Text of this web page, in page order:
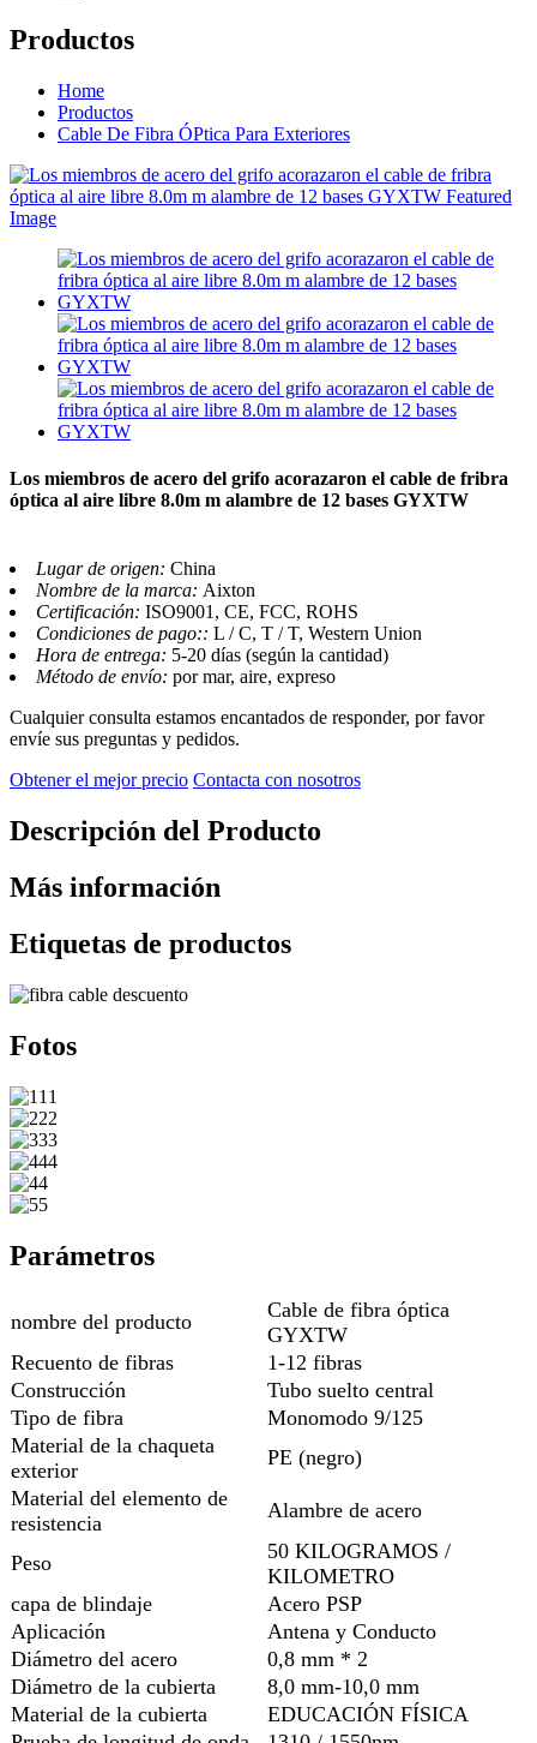
Productos
Home
Productos
Cable De Fibra ÓPtica Para Exteriores
Los miembros de acero del grifo acorazaron el cable de fribra
óptica al aire libre 8.0m m alambre de 12 bases GYXTW
Lugar de origen: China
Nombre de la marca: Aixton
Certificación: ISO9001, CE, FCC, ROHS
Condiciones de pago:: L / C, T / T, Western Union
Hora de entrega: 5-20 días (según la cantidad)
Método de envío: por mar, aire, expreso
Cualquier consulta estamos encantados de responder, por favor
envíe sus preguntas y pedidos.
Obtener el mejor precio Contacta con nosotros
Descripción del Producto
Más información
Etiquetas de productos
Fotos
Parámetros
nombre del producto
Cable de fibra óptica
GYXTW
Recuento de fibras
1-12 fibras
Construcción
Tubo suelto central
Tipo de fibra
Monomodo 9/125
Material de la chaqueta
exterior
PE (negro)
Material del elemento de
resistencia
Alambre de acero
Peso
50 KILOGRAMOS /
KILOMETRO
capa de blindaje
Acero PSP
Aplicación
Antena y Conducto
Diámetro del acero
0,8 mm * 2
Diámetro de la cubierta
8,0 mm-10,0 mm
Material de la cubierta
EDUCACIÓN FÍSICA